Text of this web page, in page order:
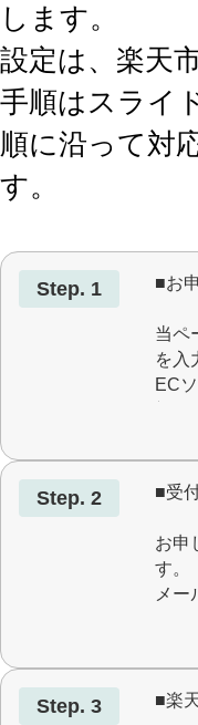
します。
設定は、楽天
手順はスライ
順に沿って対
す。
Step. 1 ■お
当ペ
を入
EC
Step. 2 ■受
お申
す。
メ
Step. 3 ■楽